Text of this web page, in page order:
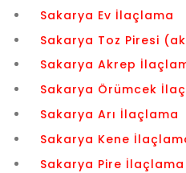
Sakarya Ev İlaçlama
Sakarya Toz Piresi
Sakarya Akrep
Sakarya Örümcek
Sakarya Arı İlaçlama
Sakarya Kene
Sakarya Pire İlaçlama